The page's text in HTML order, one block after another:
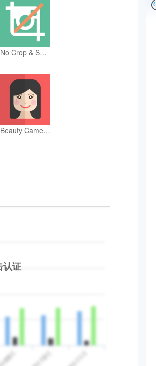
No Crop & Square for Instagram
Beauty Camera - Make beauty outstanding & selfie photo editor
认证